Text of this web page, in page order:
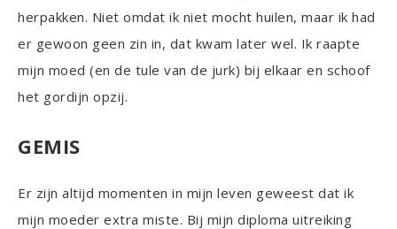
herpakken. Niet omdat ik niet mocht huilen, maar ik had
er gewoon geen zin in, dat kwam later wel. Ik raapte
mijn moed (en de tule van de jurk) bij elkaar en schoof
het gordijn opzij.
GEMIS
Er zijn altijd momenten in mijn leven geweest dat ik
mijn moeder extra miste. Bij mijn diploma uitreiking